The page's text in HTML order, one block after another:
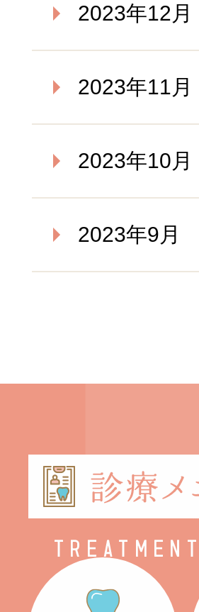
2023年12月
2023年11月
2023年10月
2023年9月